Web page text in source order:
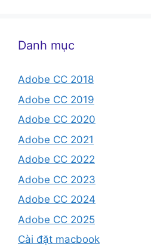
Danh mục
Adobe CC 2018
Adobe CC 2019
Adobe CC 2020
Adobe CC 2021
Adobe CC 2022
Adobe CC 2023
Adobe CC 2024
Adobe CC 2025
Cài đặt macbook